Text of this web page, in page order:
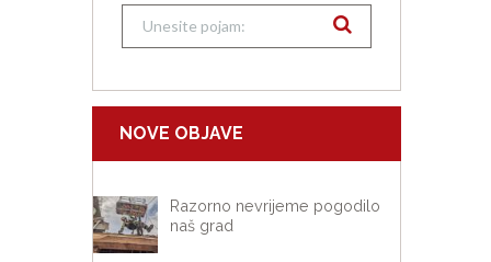
NOVE OBJAVE
Razorno nevrijeme pogodilo
naš grad